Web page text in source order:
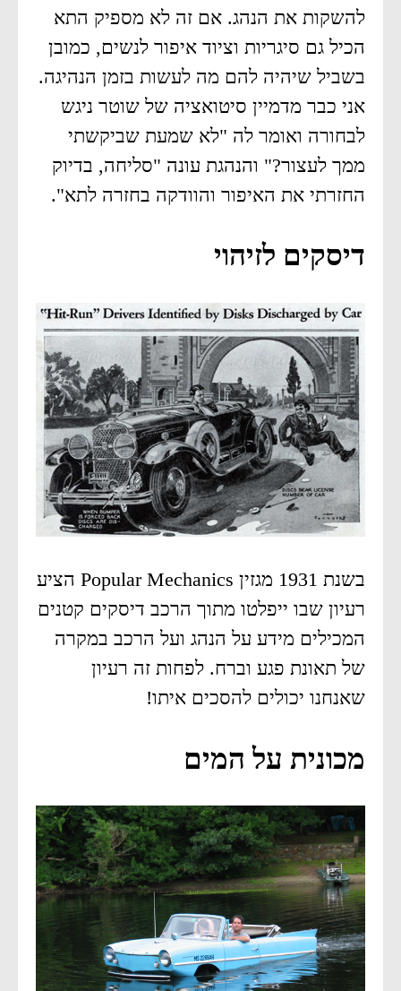
להשקות את הנהג. אם זה לא מספיק התא
הכיל גם סיגריות וציוד איפור לנשים, כמובן
בשביל שיהיה להם מה לעשות בזמן הנהיגה.
אני כבר מדמיין סיטואציה של שוטר ניגש
לבחורה ואומר לה "לא שמעת שביקשתי
ממך לעצור?" והנהגת עונה "סליחה, בדיוק
החזרתי את האיפור והוודקה בחזרה לתא".
דיסקים לזיהוי
בשנת 1931 מגזין Popular Mechanics הציע
רעיון שבו ייפלטו מתוך הרכב דיסקים קטנים
המכילים מידע על הנהג ועל הרכב במקרה
של תאונת פגע וברח. לפחות זה רעיון
שאנחנו יכולים להסכים איתו!
מכונית על המים